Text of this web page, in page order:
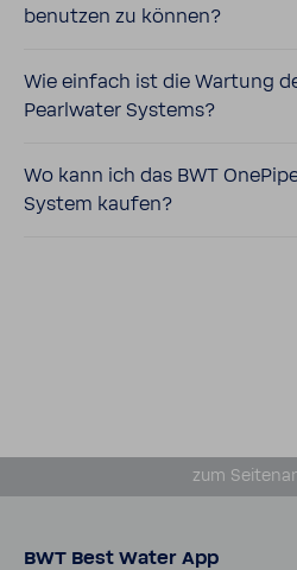
benutzen zu können?
Wie einfach ist die Wartung
Pearl­water Systems?
Wo kann ich das BWT
System kaufen?
zum
BWT Best Water App